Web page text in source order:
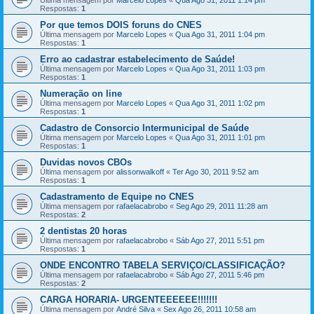
Respostas: 1
Por que temos DOIS foruns do CNES
Última mensagem por Marcelo Lopes « Qua Ago 31, 2011 1:04 pm
Respostas: 1
Erro ao cadastrar estabelecimento de Saúde!
Última mensagem por Marcelo Lopes « Qua Ago 31, 2011 1:03 pm
Respostas: 1
Numeração on line
Última mensagem por Marcelo Lopes « Qua Ago 31, 2011 1:02 pm
Respostas: 1
Cadastro de Consorcio Intermunicipal de Saúde
Última mensagem por Marcelo Lopes « Qua Ago 31, 2011 1:01 pm
Respostas: 1
Duvidas novos CBOs
Última mensagem por alissonwalkoff « Ter Ago 30, 2011 9:52 am
Respostas: 1
Cadastramento de Equipe no CNES
Última mensagem por rafaelacabrobo « Seg Ago 29, 2011 11:28 am
Respostas: 2
2 dentistas 20 horas
Última mensagem por rafaelacabrobo « Sáb Ago 27, 2011 5:51 pm
Respostas: 1
ONDE ENCONTRO TABELA SERVIÇO/CLASSIFICAÇÃO?
Última mensagem por rafaelacabrobo « Sáb Ago 27, 2011 5:46 pm
Respostas: 2
CARGA HORARIA- URGENTEEEEEE!!!!!!!
Última mensagem por André Silva « Sex Ago 26, 2011 10:58 am